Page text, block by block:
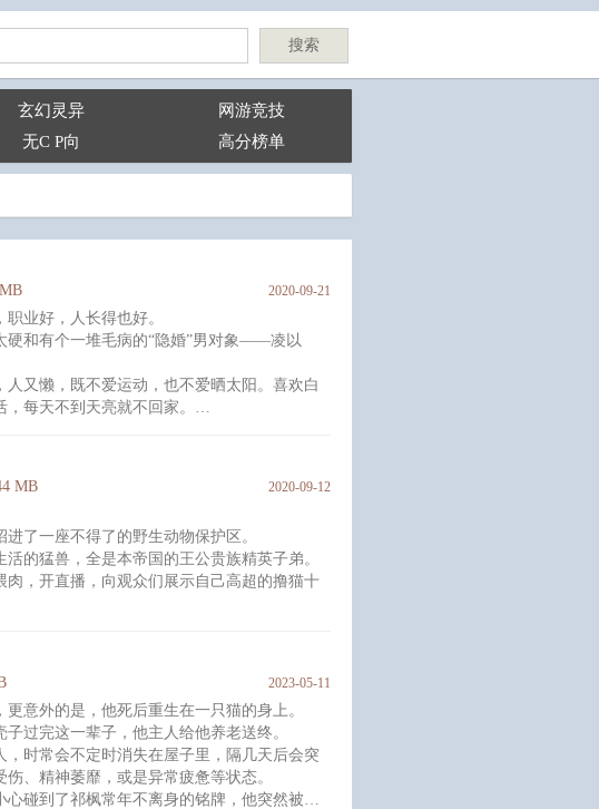
搜索
玄幻灵异
网游竞技
无C P向 高分榜单
2020-09-21
业好，人长得也好。
硬和有个一堆毛病的“隐婚”男对象——凌以
人又懒，既不爱运动，也不爱晒太阳。喜欢白
每天不到天亮就不回家。
，凌以然凭空冒出来打着哈欠道：“兄弟，时
走吧。”
隐婚”其实是阴婚。
灵异 先婚后爱 欢脱 玄幻 强强 情有独钟 甜
MB 2020-09-12
了一座不得了的野生动物保护区。
的猛兽，全是本帝国的王公贵族精英子弟。
肉，开直播，向观众们展示自己高超的撸猫十
那只叫富贵的狮子，长寿是太子，栓子是公爵
。
最爱的大毛是谁？
知道，说再多的甜言蜜语，你也回不了地
2023-05-11
意外的是，他死后重生在一只猫的身上。
过完这一辈子，他主人给他养老送终。
，时常会不定时消失在屋子里，隔几天后会突
、精神萎靡，或是异常疲惫等状态。
心碰到了祁枫常年不离身的铭牌，他突然被带